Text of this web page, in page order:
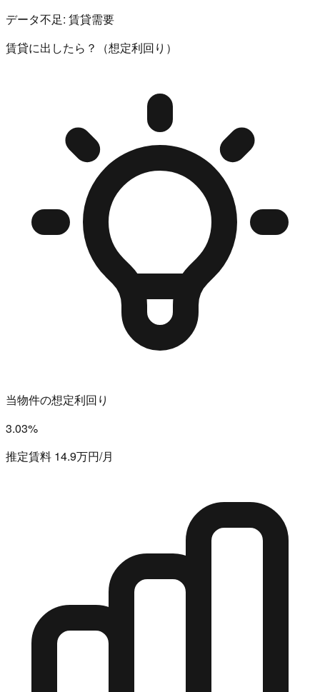
データ不足: 賃貸需要
賃貸に出したら？（想定利回り）
当物件の想定利回り
3.03%
推定賃料 14.9万円/月